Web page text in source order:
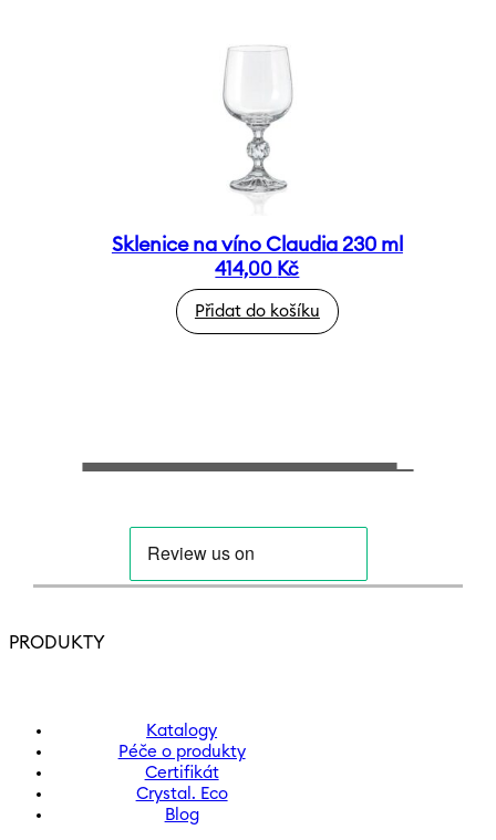
Sklenice na víno Claudia 230 ml
414,00 Kč
Přidat do košíku
PRODUKTY
Katalogy
Péče o produkty
Certifikát
Crystal. Eco
Blog